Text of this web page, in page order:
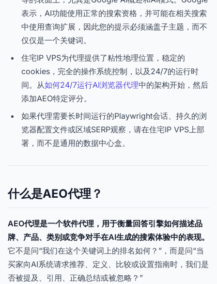
表示，AI功能使用正常的搜索资格，并可能在相关搜索
中使用查询扩展，因此您的提示必须涵盖子主题，而不
仅仅是一个关键词。
住宅IP VPS为代理提供了粘性地理位置，稳定的
cookies，完全的操作系统控制，以及24/7的运行时
间。从如何24/7运行AI浏览器代理中的架构开始，然后
添加AEO特定评分。
如果代理需要长时间运行的Playwright会话、持久的浏
览器配置文件或区域SERP观察，请在住宅IP VPS上部
署，而不是通用的数据中心盒。
什么是AEO代理？
AEO代理是一个软件代理，用于衡量回答引擎如何描述品
牌、产品、类别或竞争对手在AI生成的搜索体验中的表现。
它不是问“我们在这个关键词上的排名如何？”，而是问“当
买家向AI系统请求推荐、定义、比较或设置指南时，我们是
否被提及、引用、正确总结或被忽略？”